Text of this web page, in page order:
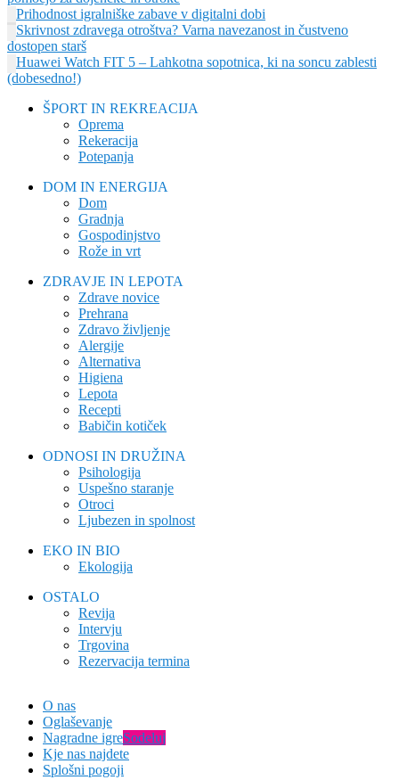
Prihodnost igralniške zabave v digitalni dobi
Skrivnost zdravega otroštva? Varna navezanost in čustveno
dostopen starš
Huawei Watch FIT 5 – Lahkotna sopotnica, ki na soncu zablesti
(dobesedno!)
ŠPORT IN REKREACIJA
Oprema
Rekeracija
Potepanja
DOM IN ENERGIJA
Dom
Gradnja
Gospodinjstvo
Rože in vrt
ZDRAVJE IN LEPOTA
Zdrave novice
Prehrana
Zdravo življenje
Alergije
Alternativa
Higiena
Lepota
Recepti
Babičin kotiček
ODNOSI IN DRUŽINA
Psihologija
Uspešno staranje
Otroci
Ljubezen in spolnost
EKO IN BIO
Ekologija
OSTALO
Revija
Intervju
Trgovina
Rezervacija termina
O nas
Oglaševanje
Nagradne igreSodeluj
Kje nas najdete
Splošni pogoji